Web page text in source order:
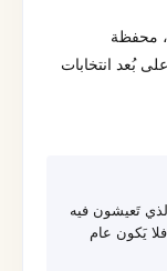
محفظة
بُعد انتخابات
تَعيشون فيه
يَكون عام